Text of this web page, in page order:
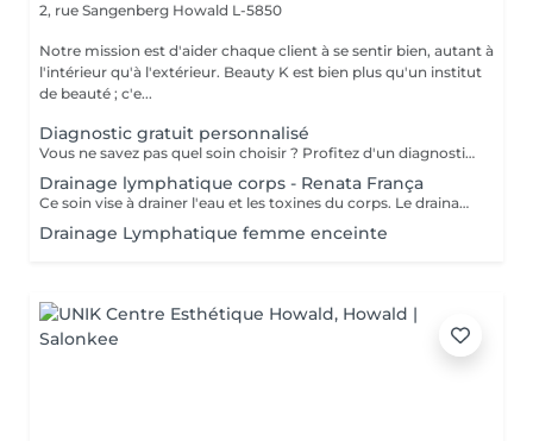
2, rue Sangenberg Howald L-5850
Notre mission est d'aider chaque client à se sentir bien, autant à
l'intérieur qu'à l'extérieur. Beauty K est bien plus qu'un institut
de beauté ; c'e...
Diagnostic gratuit personnalisé
Vous ne savez pas quel soin choisir ? Profitez d'un diagnostic beauté gratuit de 15 minutes avec notre équipe. Lors de ce rendez-vous, nous analysons ensemble votre peau, vos besoins et vos objectifs afin de vous orienter vers le soin visage ou corps le plus adapté. Ce moment d'échange nous permet de créer un accompagnement sur mesure pour révéler votre beauté naturelle. Service offert sur rendez-vous uniquement.
Drainage lymphatique corps - Renata França
Ce soin vise à drainer l'eau et les toxines du corps. Le drainage lymphatique manuel de la méthode Renata França s'appuie sur une pression ferme et un rythme accéléré de pompages et de manuvres exclusives. Il est particulièrement adapté si vous souffrez de rétention d'eau, d'dèmes, de ballonnements, du syndrome de l'intestin irritable, etc. Il est également indiqué pour les femmes enceintes, même en début de grossesse.
Drainage Lymphatique femme enceinte